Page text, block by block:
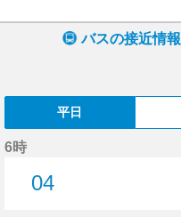
バスの接近情報
平日
6時
04